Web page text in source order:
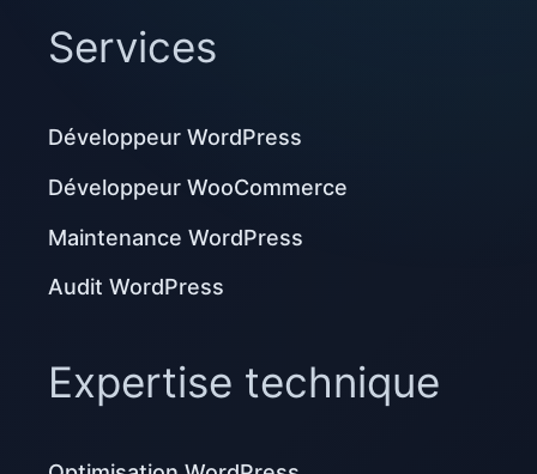
Services
Développeur WordPress
Développeur WooCommerce
Maintenance WordPress
Audit WordPress
Expertise technique